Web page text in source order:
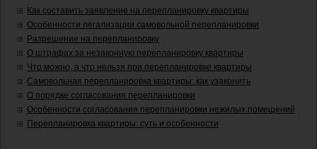
Как составить заявление на перепланировку квартиры
Особенности легализации самовольной перепланировки
Разрешение на перепланировку
О штрафах за незаконную перепланировку квартиры
Что можно, а что нельзя при перепланировке квартиры
Самовольная перепланировка квартиры: как узаконить
О порядке согласования перепланировки
Особенности согласования перепланировки нежилых помещений
Перепланировка квартиры: суть и особенности